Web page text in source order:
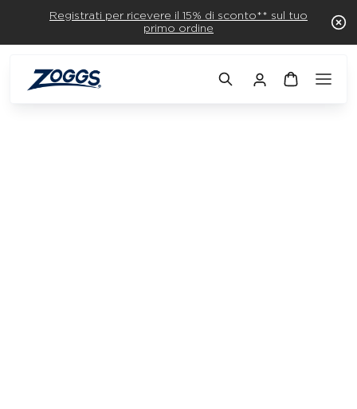
Registrati per ricevere il 15% di sconto** sul tuo
primo ordine